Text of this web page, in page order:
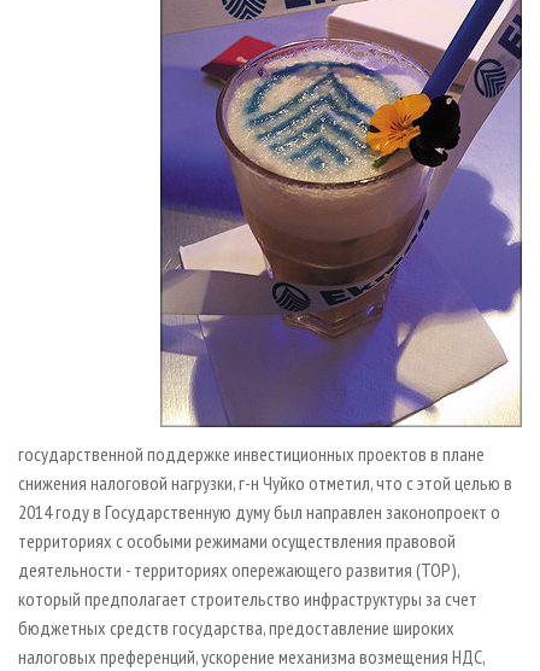
государственной поддержке инвестиционных проектов в плане
снижения налоговой нагрузки, г­-н Чуйко отметил, что с этой целью в
2014 году в Государственную думу был направлен законопроект о
территориях с особыми режимами осуществления правовой
деятельности - территориях опережающего развития (ТОР),
который предполагает строительство инфраструктуры за счет
бюджетных средств государства, предоставление широких
налоговых преференций, ускорение механизма возмещения НДС,